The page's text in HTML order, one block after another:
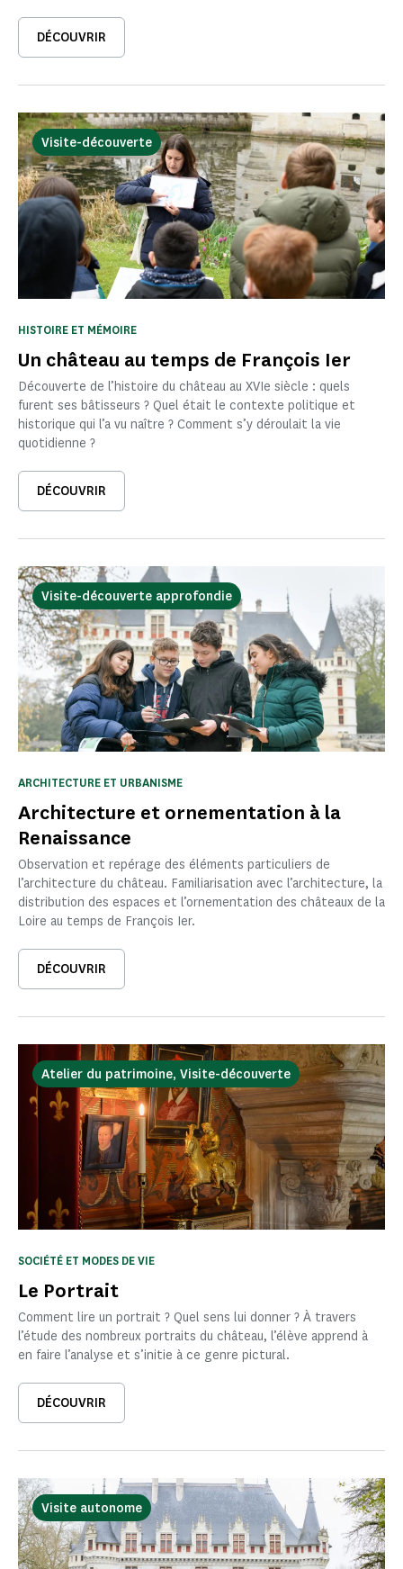
DÉCOUVRIR
Visite-découverte
Un château au temps de François Ier
HISTOIRE ET MÉMOIRE
Découverte de l’histoire du château au XVIe siècle : quels
furent ses bâtisseurs ? Quel était le contexte politique et
historique qui l’a vu naître ? Comment s’y déroulait la vie
quotidienne ?
DÉCOUVRIR
Visite-découverte approfondie
Architecture et ornementation à la
Renaissance
ARCHITECTURE ET URBANISME
Observation et repérage des éléments particuliers de
l’architecture du château. Familiarisation avec l’architecture, la
distribution des espaces et l’ornementation des châteaux de la
Loire au temps de François Ier.
DÉCOUVRIR
Atelier du patrimoine, Visite-découverte
Le Portrait
SOCIÉTÉ ET MODES DE VIE
Comment lire un portrait ? Quel sens lui donner ? À travers
l’étude des nombreux portraits du château, l’élève apprend à
en faire l’analyse et s’initie à ce genre pictural.
DÉCOUVRIR
Visite autonome